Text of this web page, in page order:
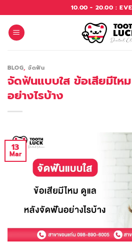
to
content
10.00 - 20.00 :
BLOG,จัดฟัน
จัดฟันแบบใส ข้อเสียมีไ
อย่างไรบ้าง
13
Mar